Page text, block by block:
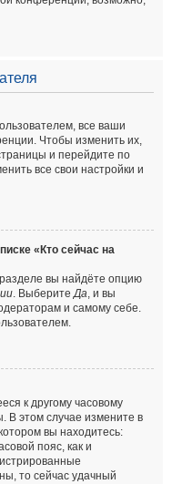
все ваши
Чтобы изменить их,
и перейдите по
все свои настройки и
«Кто сейчас на
вы найдёте опцию
. ВыберитеДа, и вы
и самому себе.
к другому часовому
В этом случае измените в
вы находитесь:
пояс, как и
то сейчас удачный